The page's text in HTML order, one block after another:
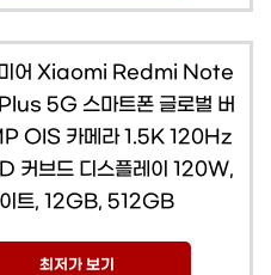
미어 Xiaomi Redmi Note
5G 스마트폰 글로벌 버
OIS 카메라 1.5K 120Hz
커브드 디스플레이 120W,
트, 12GB, 512GB
최저가 보기